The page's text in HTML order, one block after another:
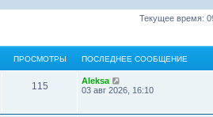
Текущее время:
ПРОСМОТРЫ ПОСЛЕДНЕЕ СООБЩЕНИЕ
115
Aleksa
03 авг 2026, 16:10